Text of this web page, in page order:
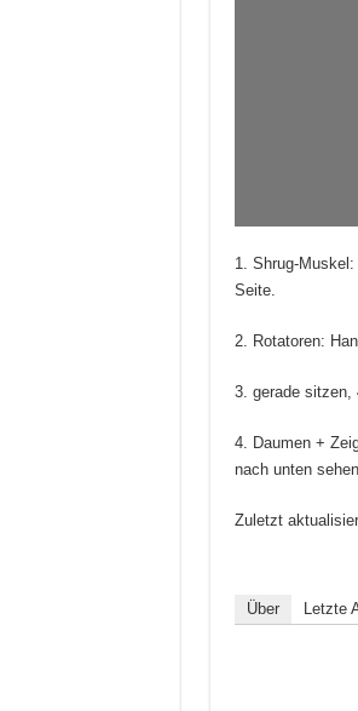
1. Shrug-
Seite.
2. Rotatoren:
3. gerade sitzen,
4. Daumen +
nach unten
Zuletzt
Über Letzte